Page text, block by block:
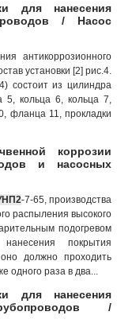
для нанесения
/ Насос
антикоррозионного
установки [2] рис.4.
состоит из цилиндра
кольца 6, кольца 7,
фланца 11, прокладки
коррозии
и насосных
-7-65, производства
распыления высокого
подогревом
покрытия
должно проходить
одного раза в два...
для нанесения
/